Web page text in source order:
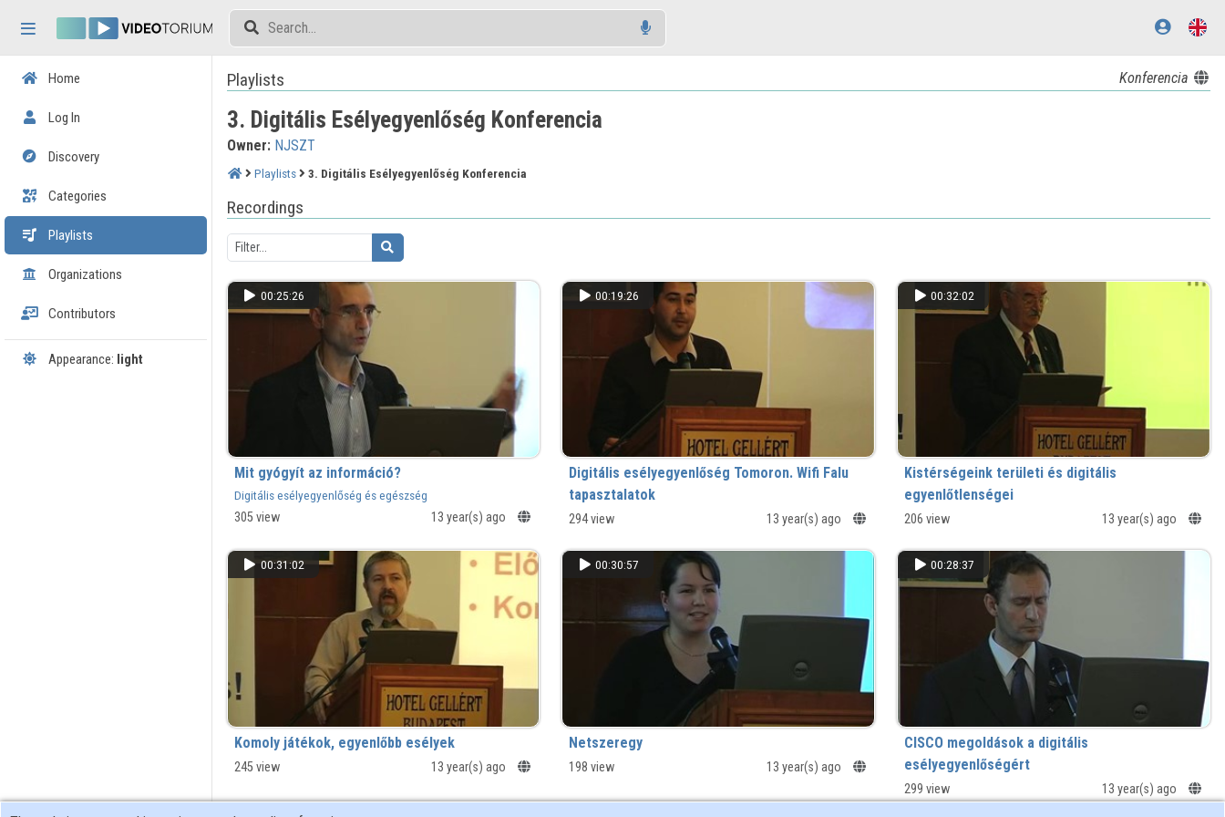
Home
Log In
Discovery
Categories
Playlists
Organizations
Contributors
Appearance: light
Playlists Konferencia
3. Digitális Esélyegyenlőség Konferencia
Owner: NJSZT
Playlists 3. Digitális Esélyegyenlőség Konferencia
Recordings
00:25:26
Mit gyógyít az információ?
Digitális esélyegyenlőség és egészség
305 view 13 year(s) ago
00:19:26
Digitális esélyegyenlőség Tomoron. Wifi Falu
tapasztalatok
294 view 13 year(s) ago
00:32:02
Kistérségeink területi és digitális
egyenlőtlenségei
206 view 13 year(s) ago
00:31:02
Komoly játékok, egyenlőbb esélyek
245 view 13 year(s) ago
00:30:57
Netszeregy
198 view 13 year(s) ago
00:28:37
CISCO megoldások a digitális
esélyegyenlőségért
299 view 13 year(s) ago